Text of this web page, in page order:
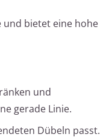
und bietet eine hohe
und
gerade Linie.
Dübeln passt.